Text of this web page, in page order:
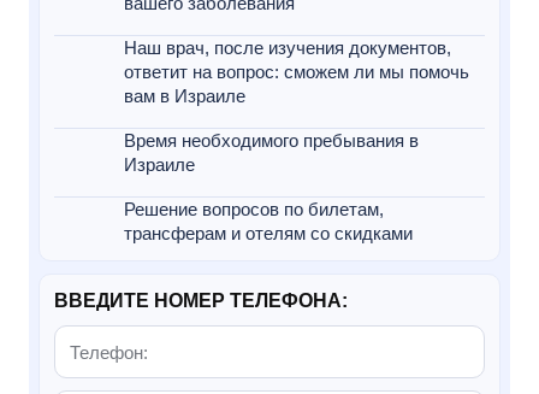
ВВЕДИТЕ НОМЕР ТЕЛЕФОНА:
Наш врач, после изучения документов,
ответит на вопрос: сможем ли мы помочь
вам в Израиле
Время необходимого пребывания в
Израиле
Решение вопросов по билетам,
трансферам и отелям со скидками